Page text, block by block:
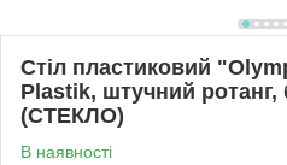
Стіл пластиковий
Plastik, штучний ротанг,
(СТЕКЛО)
В наявності